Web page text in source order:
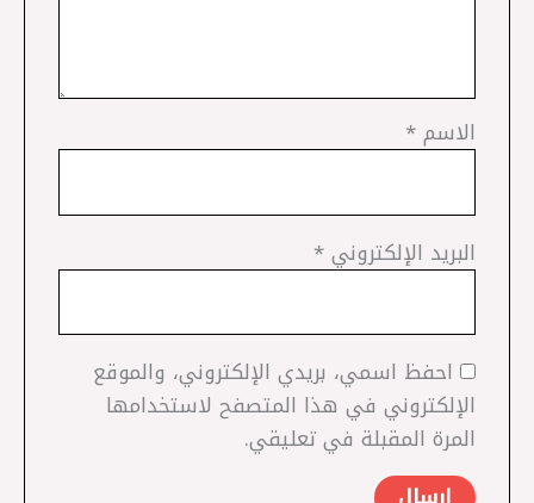
الاسم*
البريد الإلكتروني*
احفظ اسمي، بريدي الإلكتروني، والموقع
الإلكتروني في هذا المتصفح لاستخدامها
المرة المقبلة في تعليقي.